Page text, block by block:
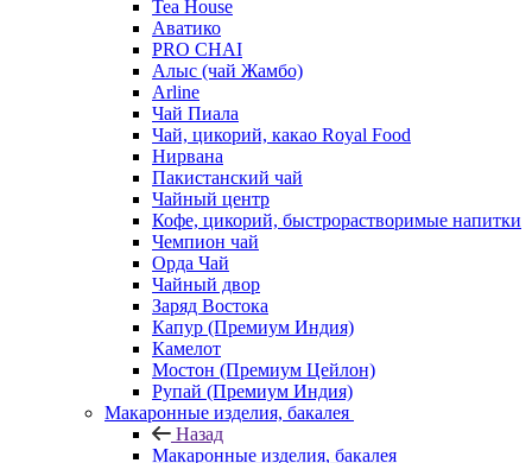
Tea House
Аватико
PRO CHAI
Алыс (чай Жамбо)
Arline
Чай Пиала
Чай, цикорий, какао Royal Food
Нирвана
Пакистанский чай
Чайный центр
Кофе, цикорий, быстрорастворимые напитки
Чемпион чай
Орда Чай
Чайный двор
Заряд Востока
Капур (Премиум Индия)
Камелот
Мостон (Премиум Цейлон)
Рупай (Премиум Индия)
Макаронные изделия, бакалея
Назад
Макаронные изделия, бакалея